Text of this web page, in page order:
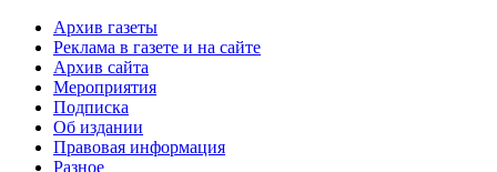
Архив газеты
Реклама в газете и на сайте
Архив сайта
Мероприятия
Подписка
Об издании
Правовая информация
Разное